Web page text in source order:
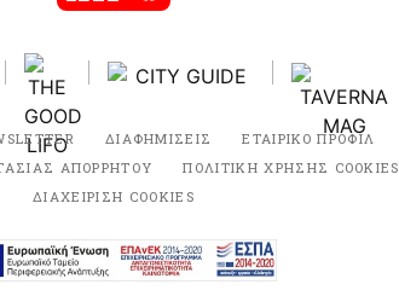
ΔΙΑΦΗΜΙΣΕΙΣ ΕΤΑΙΡΙΚΟ ΠΡΟΦΙΛ
ΑΠΟΡΡΗΤΟΥ
ΠΟΛΙΤΙΚΗ ΧΡΗΣΗΣ COOKIES
ΔΙΑΧΕΙΡΙΣΗ COOKIES